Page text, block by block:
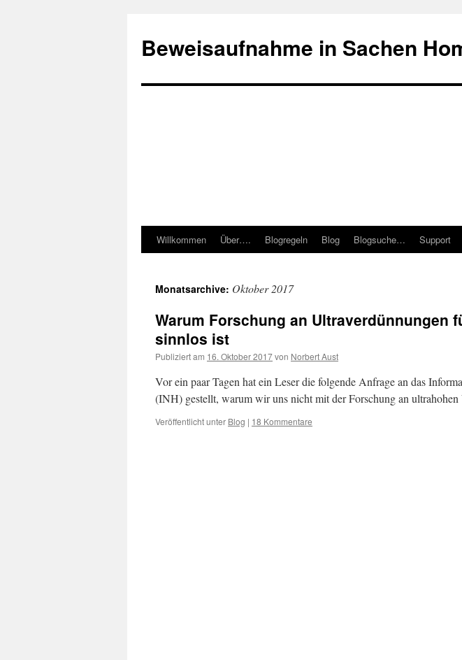
Beweisaufnahme in Sachen
Springe
Inhalt
Willkommen Über…. Blogregeln Blog Blogsuche… Support
Monatsarchive: Oktober 2017
Warum Forschung an Ultraverdünnungen
sinnlos ist
Publiziert am 16. Oktober 2017von Norbert Aust
Vor ein paar Tagen hat ein Leser die folgende Anfrage an das
(INH) gestellt, warum wir uns nicht mit der Forschung an ultrahohen
Veröffentlicht unter Blog | 18 Kommentare